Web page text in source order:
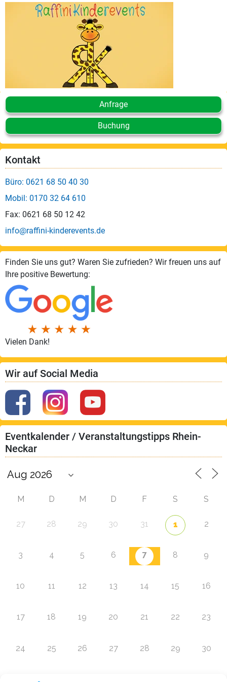
Videos
Blog
Partner/Links
Anfrage
Buchung
Kontakt
Büro: 0621 68 50 40 30
Mobil: 0170 32 64 610
Fax: 0621 68 50 12 42
info@raffini-kinderevents.de
Finden Sie uns gut? Waren Sie zufrieden? Wir freuen uns auf
Ihre positive Bewertung:
Vielen Dank!
Wir auf Social Media
Eventkalender / Veranstaltungstipps Rhein-
Neckar
M D M D F S S
27 28 29 30 31 1 2
3 4 5 6 7 8 9
10 11 12 13 14 15 16
17 18 19 20 21 22 23
24 25 26 27 28 29 30